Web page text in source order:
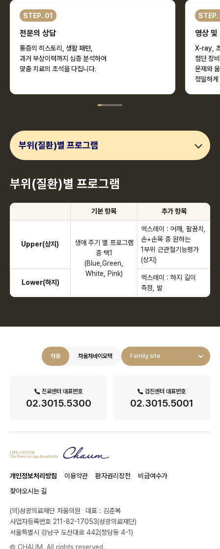
STEP. 01
전문의 상담
통증의 히스토리, 생활 패턴,
과거 부상이력까지 심층 분석하여
맞춤 치료의 초석을 다집니다.
영상 및
X-ray,
첨단 장
문제와
정밀하게
부위(질환)별 프로그램
부위(질환)별 프로그램
기본 항목 추가 항목
Upper(상지)
생애 주기 별 프로그램
중 택1
(Blue,Green,
White, Pink)
엑스레이 : 어깨, 팔꿈치,
손+손목 중 원하는
1부위 근관절기능평가
(상지)
Lower(하지)
엑스레이 : 하지 길이
측정, 발
차움 차움차바이오텍 Family site
진료센터 대표번호
02.3015.5300
검진센터 대표번호
02.3015.5001
© CHAUM. All rights reserved.
개인정보처리방침 이용약관 환자권리장전
비급여수가
찾아오시는 길
(의)성광의료재단 차움의원
대표 : 김춘복
사업자등록번호 211-82-17053(성광의료재단)
서울특별시 강남구 도산대로 442(청담동 4-1)